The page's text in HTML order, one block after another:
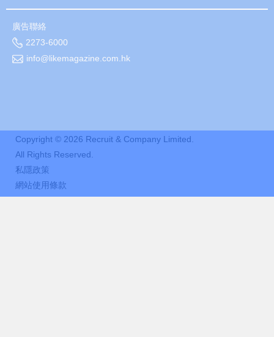
廣告聯絡
2273-6000
info@likemagazine.com.hk
Copyright © 2026 Recruit & Company Limited.
All Rights Reserved.
私隱政策
網站使用條款